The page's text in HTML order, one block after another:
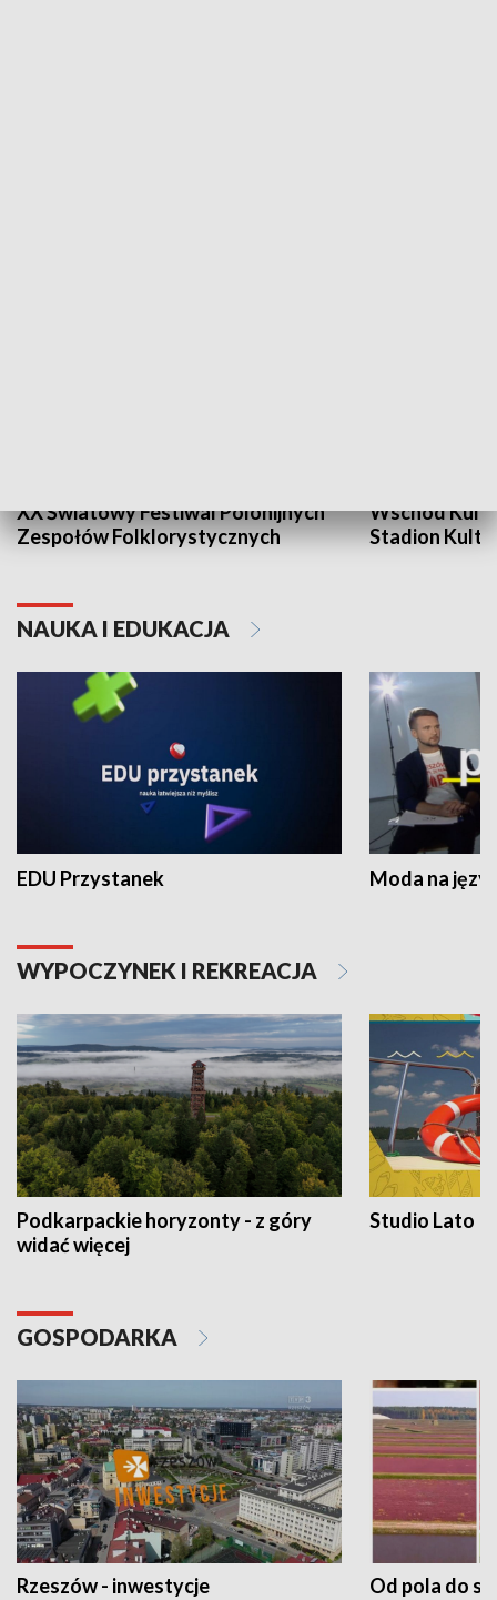
XX Światowy Festiwal Polonijnych
Zespołów Folklorystycznych
Wschód
Stadion
NAUKA I EDUKACJA
EDU Przystanek Moda na
WYPOCZYNEK I REKREACJA
Podkarpackie horyzonty - z góry
widać więcej
Studio Lato
GOSPODARKA
Rzeszów - inwestycje Od pola do